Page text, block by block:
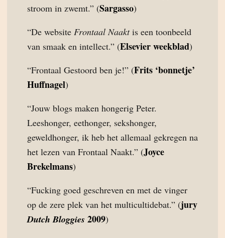
stroom in zwemt.” (Sargasso)
“De website Frontaal Naaktis een toonbeeld
van smaak en intellect.” (Elsevier weekblad)
“Frontaal Gestoord ben je!” (Frits ‘bonnetje’
Huffnagel)
“Jouw blogs maken hongerig Peter.
Leeshonger, eethonger, sekshonger,
geweldhonger, ik heb het allemaal gekregen na
het lezen van Frontaal Naakt.” (Joyce
Brekelmans)
“Fucking goed geschreven en met de vinger
op de zere plek van het multicultidebat.” (jury
Dutch Bloggies 2009)